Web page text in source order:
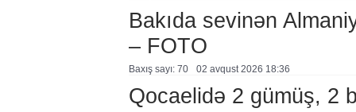
Bakıda sevinən
– FOTO
Baxış sayı: 70 02 avqust 2026 18:36
Qocaelidə 2 gümüş, 2